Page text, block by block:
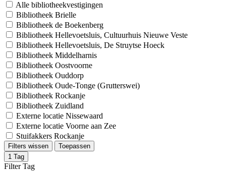
Alle bibliotheekvestigingen
Bibliotheek Brielle
Bibliotheek de Boekenberg
Bibliotheek Hellevoetsluis, Cultuurhuis Nieuwe Veste
Bibliotheek Hellevoetsluis, De Struytse Hoeck
Bibliotheek Middelharnis
Bibliotheek Oostvoorne
Bibliotheek Ouddorp
Bibliotheek Oude-Tonge (Grutterswei)
Bibliotheek Rockanje
Bibliotheek Zuidland
Externe locatie Nissewaard
Externe locatie Voorne aan Zee
Stuifakkers Rockanje
Filters wissen
Toepassen
1 Tag
Filter Tag